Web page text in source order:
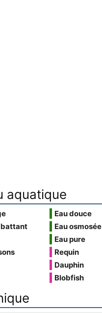
aquatique
Eau douce
Eau osmosée
Eau pure
Requin
Dauphin
Blobfish